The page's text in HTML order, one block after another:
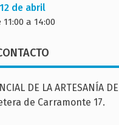
12 de abril
11:00 a 14:00
DE LA ARTESANÍA DE
de Carramonte 17.